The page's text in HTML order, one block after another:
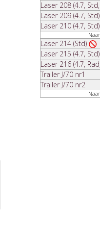
Laser 208 (4.7,
Laser 209 (4.7, Std)
Laser 210 (4.7, Std)
Laser 214 (Std)
Laser 215 (4.7, Std)
Laser 216 (4.7,
Trailer J/70 nr1
Trailer J/70 nr2